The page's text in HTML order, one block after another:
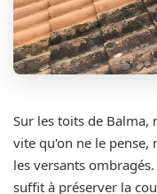
Sur les toits de Balma,
vite qu'on ne le pense,
les versants
suffit à préserver la